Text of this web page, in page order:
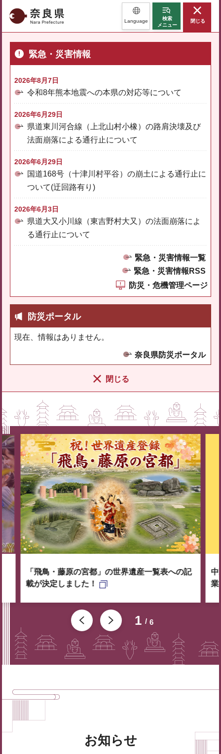
奈良県 Language
検索
メニュー
閉じる
緊急・災害情報
2026年8月7日
令和8年熊本地震への本県の対応等について
2026年6月29日
県道東川河合線（上北山村小橡）の路肩決壊及び
法面崩落による通行止について
2026年6月29日
国道168号（十津川村平谷）の崩土による通行止に
ついて(迂回路有り)
2026年6月3日
県道大又小川線（東吉野村大又）の法面崩落によ
る通行止について
緊急・災害情報一覧
緊急・災害情報RSS
防災・危機管理ページ
防災ポータル
現在、情報はありません。
奈良県防災ポータル
閉じる
1 6
「飛鳥・藤原の宮都」の世界遺産一覧表への記
載が決定しました！
中
業
お知らせ